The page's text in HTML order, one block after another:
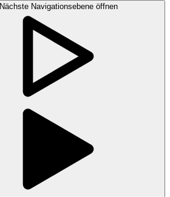
Nächste Navigationsebene öffnen